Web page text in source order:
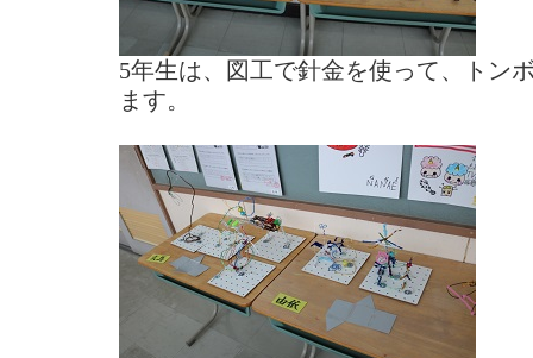
5年生は、図工で針金を使って、トン
ます。